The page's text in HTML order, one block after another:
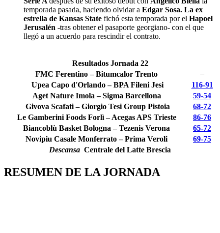
temporada pasada, haciendo olvidar a Edgar Sosa. La ex
estrella de Kansas State fichó esta temporada por el Hapoel
Jerusalén -tras obtener el pasaporte georgiano- con el que
llegó a un acuerdo para rescindir el contrato.
Resultados Jornada 22
FMC Ferentino – Bitumcalor Trento
–
Upea Capo d'Orlando – BPA Fileni Jesi
116-91
Aget Nature Imola – Sigma Barcellona
59-54
Givova Scafati –Giorgio Tesi Group Pistoia
68-72
Le Gamberini Foods Forlì – Acegas APS Trieste
86-76
Biancoblù Basket Bologna – Tezenis Verona
65-72
Novipiu Casale Monferrato – Prima Veroli
69-75
Descansa Centrale del Latte Brescia
RESUMEN DE LA JORNADA